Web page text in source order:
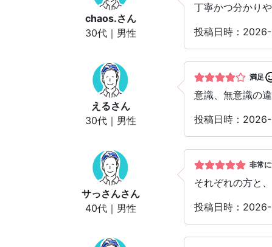
chaos.さん
30代｜男性
丁寧かつ分かり
投稿日時：
えるさん
30代｜男性
満足
意識、無意識の
投稿日時：2026-
サっさんさん
40代｜男性
非常
それぞれの方と
投稿日時：2026-